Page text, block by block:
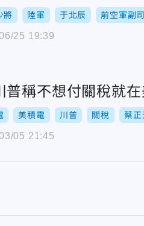
將 陸軍 于北辰 前空軍副
25 19:39
普稱不想付關稅就
美積電 川普 關稅 蔡正
05 21:45